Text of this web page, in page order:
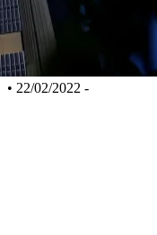
• 22/02/2022 -